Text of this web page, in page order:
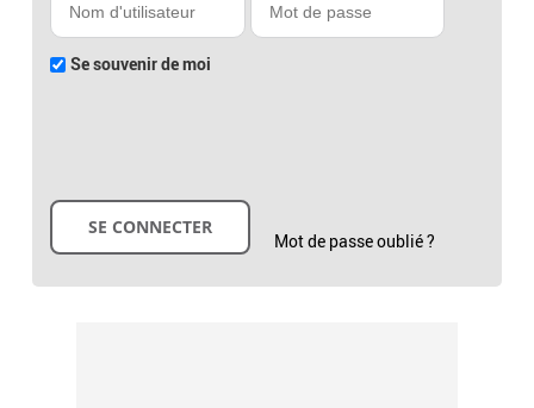
Se souvenir de moi
Mot de passe oublié ?